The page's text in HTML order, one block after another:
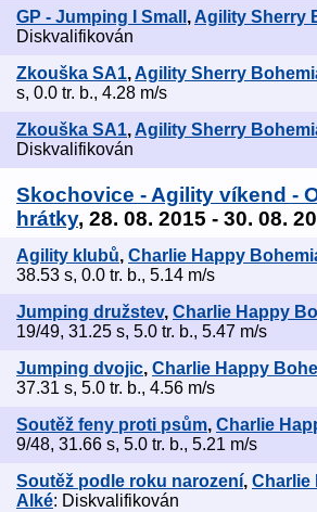
GP - Jumping I Small , Agility Sherry
Diskvalifikován
Zkouška SA1,Agility Sherry
s, 0.0 tr. b., 4.28 m/s
Zkouška SA1, Agility Sherry
Diskvalifikován
Skochovice - Agility víkend -
hrátky, 28. 08. 2015 - 30. 08.
Agility klubů, Charlie Happy
38.53 s, 0.0 tr. b., 5.14 m/s
Jumping družstev, Charlie Happy
19/49, 31.25 s, 5.0 tr. b., 5.47 m/s
Jumping dvojic, Charlie Happy
37.31 s, 5.0 tr. b., 4.56 m/s
Soutěž feny proti psům, Charlie
9/48, 31.66 s, 5.0 tr. b., 5.21 m/s
Soutěž podle roku narození, Charlie
Alké: Diskvalifikován